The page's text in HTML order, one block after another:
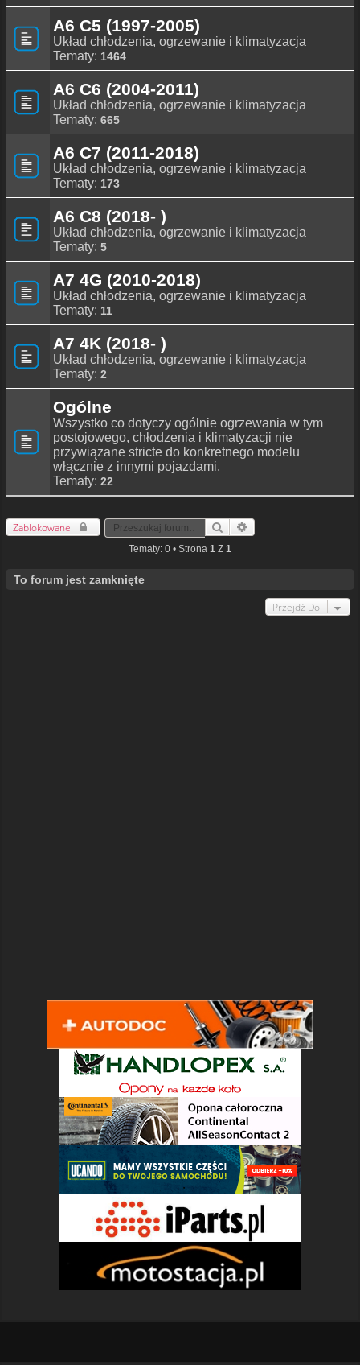
A6 C5 (1997-2005)
Układ chłodzenia, ogrzewanie i klimatyzacja
Tematy: 1464
A6 C6 (2004-2011)
Układ chłodzenia, ogrzewanie i klimatyzacja
Tematy: 665
A6 C7 (2011-2018)
Układ chłodzenia, ogrzewanie i klimatyzacja
Tematy: 173
A6 C8 (2018- )
Układ chłodzenia, ogrzewanie i klimatyzacja
Tematy: 5
A7 4G (2010-2018)
Układ chłodzenia, ogrzewanie i klimatyzacja
Tematy: 11
A7 4K (2018- )
Układ chłodzenia, ogrzewanie i klimatyzacja
Tematy: 2
Ogólne
Wszystko co dotyczy ogólnie ogrzewania w tym
postojowego, chłodzenia i klimatyzacji nie
przywiązane stricte do konkretnego modelu
włącznie z innymi pojazdami.
Tematy: 22
Zablokowane Szukaj
Tematy: 0 • Strona 1 Z 1
To forum jest zamknięte
Przejdź Do